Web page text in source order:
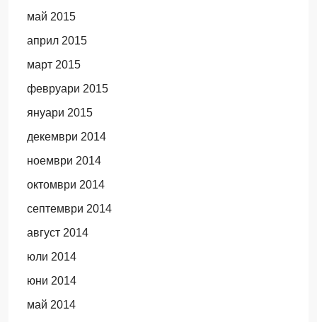
май 2015
април 2015
март 2015
февруари 2015
януари 2015
декември 2014
ноември 2014
октомври 2014
септември 2014
август 2014
юли 2014
юни 2014
май 2014